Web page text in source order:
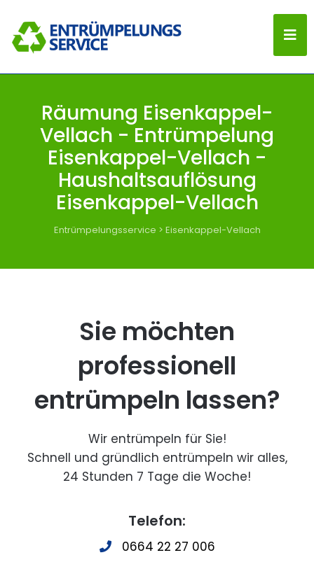
Räumung Eisenkappel-
Vellach - Entrümpelung
Eisenkappel-Vellach -
Haushaltsauflösung
Eisenkappel-Vellach
Entrümpelungsservice > Eisenkappel-Vellach
Sie möchten
professionell
entrümpeln lassen?
Wir entrümpeln für Sie!
Schnell und gründlich entrümpeln wir alles,
24 Stunden 7 Tage die Woche!
Telefon:
0664 22 27 006